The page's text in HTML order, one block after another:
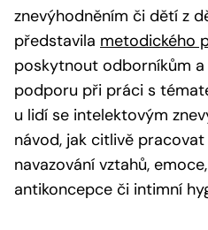
znevýhodněním či dětí z
představila metodického
poskytnout odborníkům
podporu při práci s
u lidí se intelektovým
návod, jak citlivě
navazování vztahů,
antikoncepce či intimní